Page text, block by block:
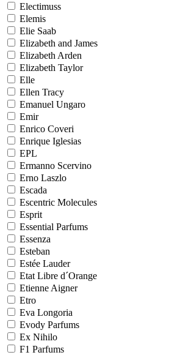
Electimuss
Elemis
Elie Saab
Elizabeth and James
Elizabeth Arden
Elizabeth Taylor
Elle
Ellen Tracy
Emanuel Ungaro
Emir
Enrico Coveri
Enrique Iglesias
EPL
Ermanno Scervino
Erno Laszlo
Escada
Escentric Molecules
Esprit
Essential Parfums
Essenza
Esteban
Estée Lauder
Etat Libre d´Orange
Etienne Aigner
Etro
Eva Longoria
Evody Parfums
Ex Nihilo
F1 Parfums